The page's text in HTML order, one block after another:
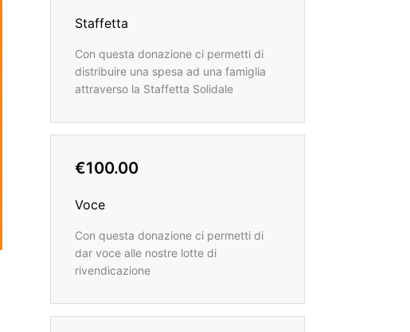
Staffetta
Con questa donazione ci permetti di
distribuire una spesa ad una famiglia
attraverso la Staffetta Solidale
€100.00
Voce
Con questa donazione ci permetti di
dar voce alle nostre lotte di
rivendicazione